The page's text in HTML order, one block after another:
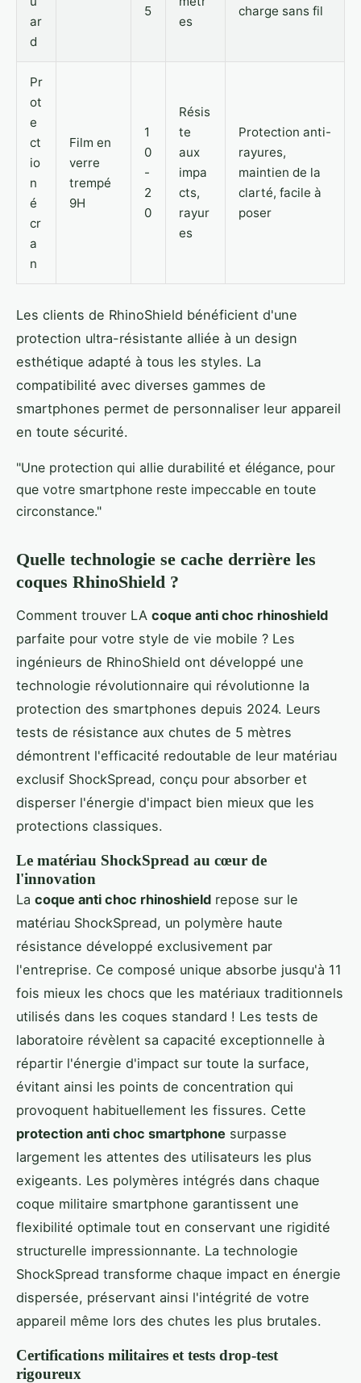
ar
d
5
es
charge sans fil
Pr
ot
e
ct
io
n
é
cr
a
n
Film en
verre
trempé
9H
1
0
-
2
0
Résis
te
aux
impa
cts,
rayur
es
Protection anti-
rayures,
maintien de la
clarté, facile à
poser
Les clients de RhinoShield bénéficient d'une
protection ultra-résistante alliée à un design
esthétique adapté à tous les styles. La
compatibilité avec diverses gammes de
smartphones permet de personnaliser leur appareil
en toute sécurité.
"Une protection qui allie durabilité et élégance, pour
que votre smartphone reste impeccable en toute
circonstance."
Quelle technologie se cache derrière les
coques RhinoShield ?
Comment trouver LA coque anti choc rhinoshield
parfaite pour votre style de vie mobile ? Les
ingénieurs de RhinoShield ont développé une
technologie révolutionnaire qui révolutionne la
protection des smartphones depuis 2024. Leurs
tests de résistance aux chutes de 5 mètres
démontrent l'efficacité redoutable de leur matériau
exclusif ShockSpread, conçu pour absorber et
disperser l'énergie d'impact bien mieux que les
protections classiques.
Le matériau ShockSpread au cœur de
l'innovation
La coque anti choc rhinoshield repose sur le
matériau ShockSpread, un polymère haute
résistance développé exclusivement par
l'entreprise. Ce composé unique absorbe jusqu'à 11
fois mieux les chocs que les matériaux traditionnels
utilisés dans les coques standard ! Les tests de
laboratoire révèlent sa capacité exceptionnelle à
répartir l'énergie d'impact sur toute la surface,
évitant ainsi les points de concentration qui
provoquent habituellement les fissures. Cette
protection anti choc smartphone surpasse
largement les attentes des utilisateurs les plus
exigeants. Les polymères intégrés dans chaque
coque militaire smartphone garantissent une
flexibilité optimale tout en conservant une rigidité
structurelle impressionnante. La technologie
ShockSpread transforme chaque impact en énergie
dispersée, préservant ainsi l'intégrité de votre
appareil même lors des chutes les plus brutales.
Certifications militaires et tests drop-test
rigoureux